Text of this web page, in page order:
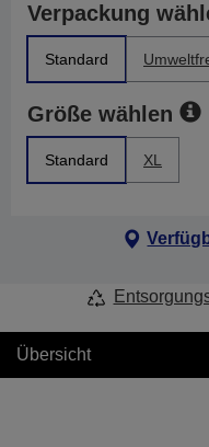
Verpackung
Standard
Größe wählen
Standard XL
Übersicht